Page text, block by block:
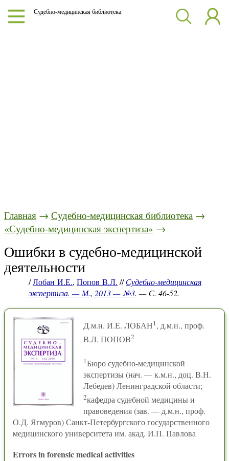
Судебно-медицинская библиотека
Главная → Судебно-медицинская библиотека →
«Судебно-медицинская экспертиза» →
Ошибки в судебно-медицинской
деятельности
/Лобан И.Е., Попов В.Л. //Судебно-медицинская
экспертиза. — М., 2013 — №3. — С. 46-52.
Д.м.н. И.Е. ЛОБАН1, д.м.н., проф.
В.Л. ПОПОВ2
1Бюро судебно-медицинской
экспертизы (нач. — к.м.н., доц. В.Н.
Лебедев) Ленинградской области;
2кафедра судебной медицины и
правоведения (зав. — д.м.н., проф.
О.Д. Ягмуров) Санкт-Петербургского государственного
медицинского университета им. акад. И.П. Павлова
Errors in forensic medical activities